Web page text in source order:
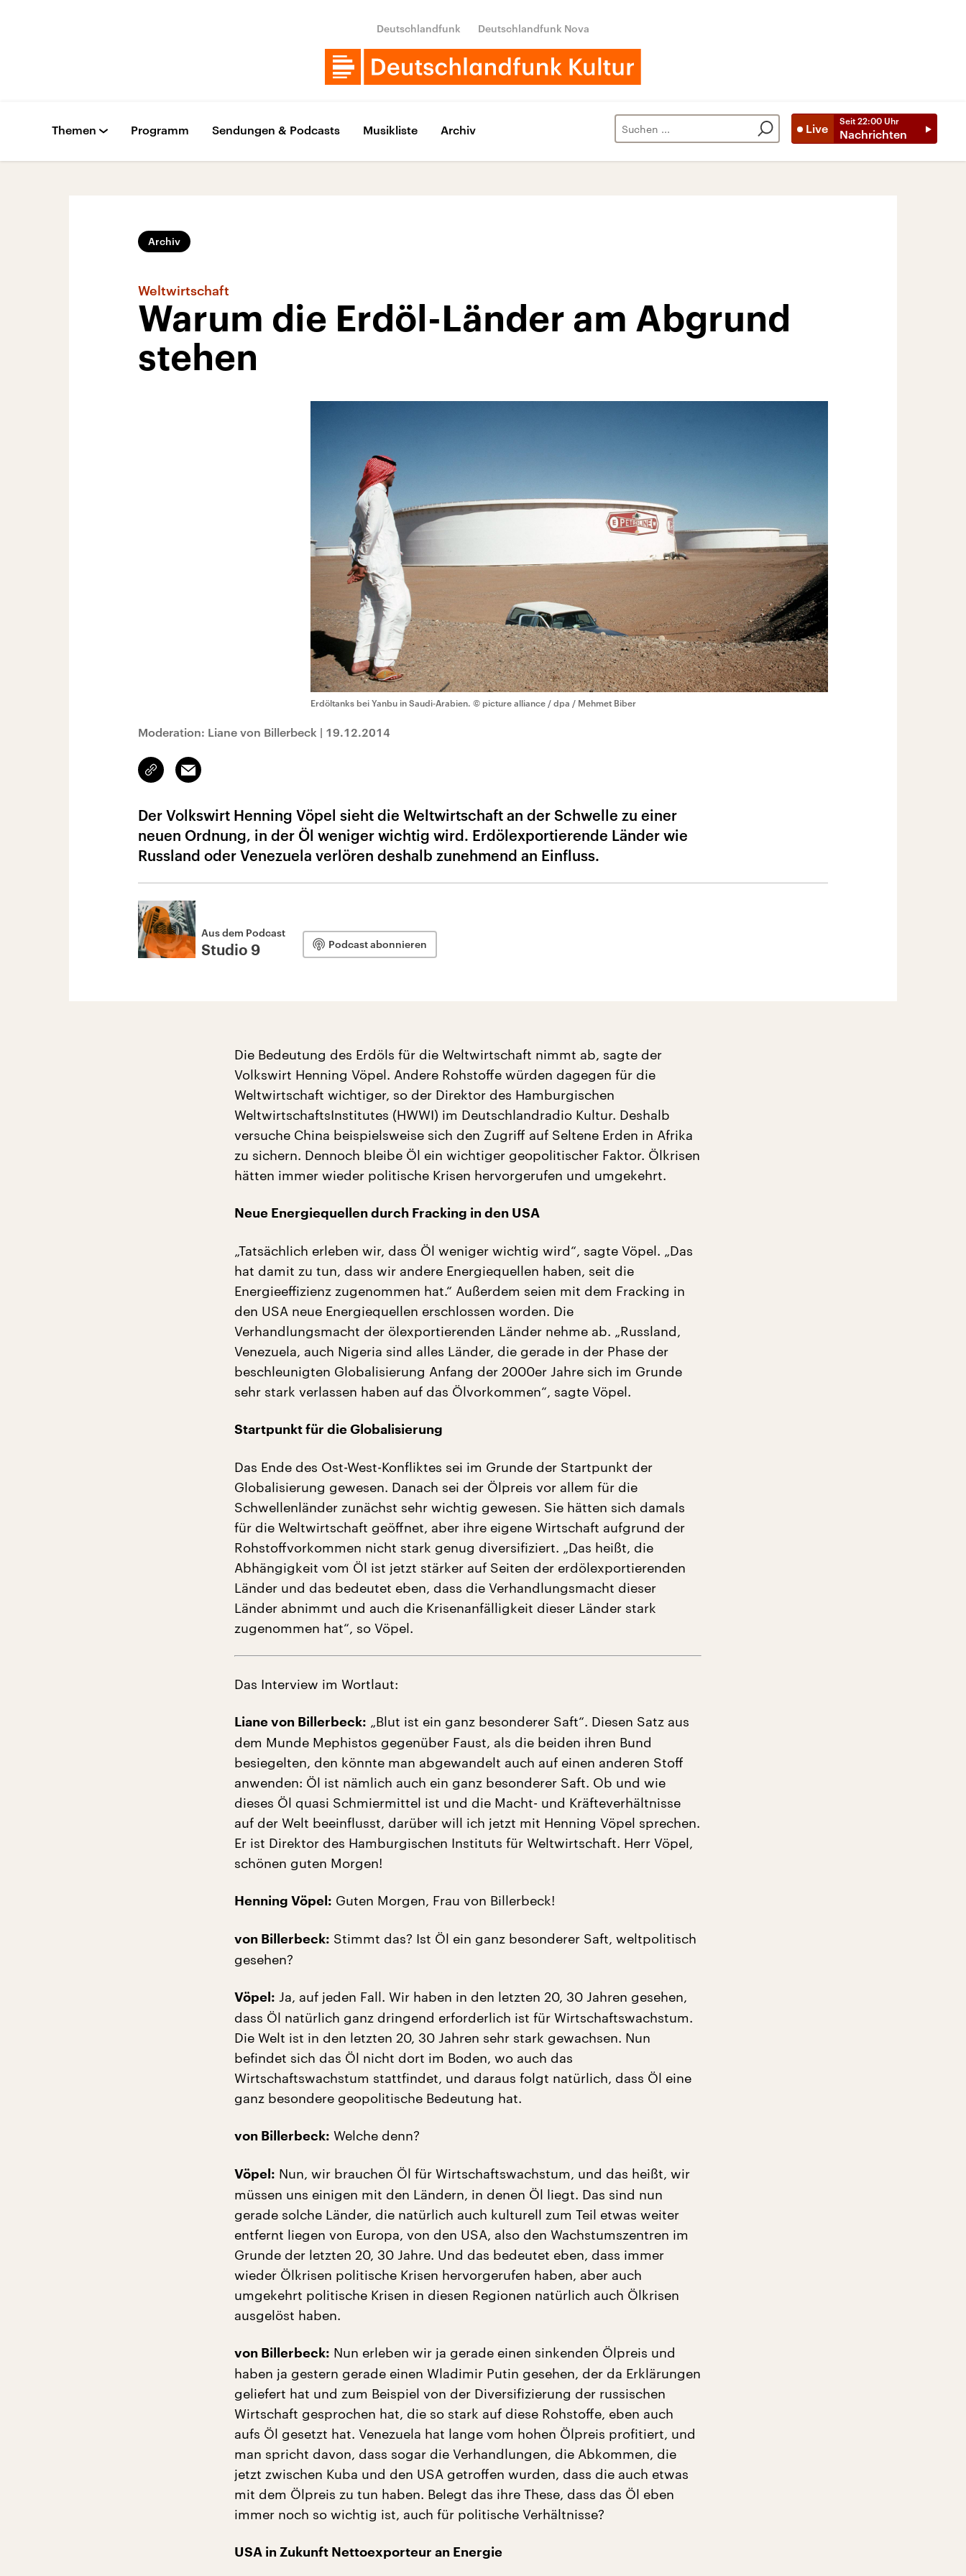
Deutschlandfunk Deutschlandfunk Nova
Live
Seit 22:00 Uhr
Nachrichten
Themen Programm Sendungen & Podcasts Musikliste Archiv
Archiv
Weltwirtschaft
Warum die Erdöl-Länder am Abgrund
stehen
Erdöltanks bei Yanbu in Saudi-Arabien. © picture alliance / dpa / Mehmet Biber
Moderation: Liane von Billerbeck | 19.12.2014
Link
kopieren/teilen
Email
Der Volkswirt Henning Vöpel sieht die Weltwirtschaft an der Schwelle zu einer
neuen Ordnung, in der Öl weniger wichtig wird. Erdölexportierende Länder wie
Russland oder Venezuela verlören deshalb zunehmend an Einfluss.
Aus dem Podcast
Studio 9 Podcast abonnieren
Die Bedeutung des Erdöls für die Weltwirtschaft nimmt ab, sagte der
Volkswirt Henning Vöpel. Andere Rohstoffe würden dagegen für die
Weltwirtschaft wichtiger, so der Direktor des Hamburgischen
WeltwirtschaftsInstitutes (HWWI) im Deutschlandradio Kultur. Deshalb
versuche China beispielsweise sich den Zugriff auf Seltene Erden in Afrika
zu sichern. Dennoch bleibe Öl ein wichtiger geopolitischer Faktor. Ölkrisen
hätten immer wieder politische Krisen hervorgerufen und umgekehrt.
Neue Energiequellen durch Fracking in den USA
„Tatsächlich erleben wir, dass Öl weniger wichtig wird“, sagte Vöpel. „Das
hat damit zu tun, dass wir andere Energiequellen haben, seit die
Energieeffizienz zugenommen hat.“ Außerdem seien mit dem Fracking in
den USA neue Energiequellen erschlossen worden. Die
Verhandlungsmacht der ölexportierenden Länder nehme ab. „Russland,
Venezuela, auch Nigeria sind alles Länder, die gerade in der Phase der
beschleunigten Globalisierung Anfang der 2000er Jahre sich im Grunde
sehr stark verlassen haben auf das Ölvorkommen“, sagte Vöpel.
Startpunkt für die Globalisierung
Das Ende des Ost-West-Konfliktes sei im Grunde der Startpunkt der
Globalisierung gewesen. Danach sei der Ölpreis vor allem für die
Schwellenländer zunächst sehr wichtig gewesen. Sie hätten sich damals
für die Weltwirtschaft geöffnet, aber ihre eigene Wirtschaft aufgrund der
Rohstoffvorkommen nicht stark genug diversifiziert. „Das heißt, die
Abhängigkeit vom Öl ist jetzt stärker auf Seiten der erdölexportierenden
Länder und das bedeutet eben, dass die Verhandlungsmacht dieser
Länder abnimmt und auch die Krisenanfälligkeit dieser Länder stark
zugenommen hat“, so Vöpel.
Das Interview im Wortlaut:
Liane von Billerbeck: „Blut ist ein ganz besonderer Saft“. Diesen Satz aus
dem Munde Mephistos gegenüber Faust, als die beiden ihren Bund
besiegelten, den könnte man abgewandelt auch auf einen anderen Stoff
anwenden: Öl ist nämlich auch ein ganz besonderer Saft. Ob und wie
dieses Öl quasi Schmiermittel ist und die Macht- und Kräfteverhältnisse
auf der Welt beeinflusst, darüber will ich jetzt mit Henning Vöpel sprechen.
Er ist Direktor des Hamburgischen Instituts für Weltwirtschaft. Herr Vöpel,
schönen guten Morgen!
Henning Vöpel: Guten Morgen, Frau von Billerbeck!
von Billerbeck: Stimmt das? Ist Öl ein ganz besonderer Saft, weltpolitisch
gesehen?
Vöpel: Ja, auf jeden Fall. Wir haben in den letzten 20, 30 Jahren gesehen,
dass Öl natürlich ganz dringend erforderlich ist für Wirtschaftswachstum.
Die Welt ist in den letzten 20, 30 Jahren sehr stark gewachsen. Nun
befindet sich das Öl nicht dort im Boden, wo auch das
Wirtschaftswachstum stattfindet, und daraus folgt natürlich, dass Öl eine
ganz besondere geopolitische Bedeutung hat.
von Billerbeck: Welche denn?
Vöpel: Nun, wir brauchen Öl für Wirtschaftswachstum, und das heißt, wir
müssen uns einigen mit den Ländern, in denen Öl liegt. Das sind nun
gerade solche Länder, die natürlich auch kulturell zum Teil etwas weiter
entfernt liegen von Europa, von den USA, also den Wachstumszentren im
Grunde der letzten 20, 30 Jahre. Und das bedeutet eben, dass immer
wieder Ölkrisen politische Krisen hervorgerufen haben, aber auch
umgekehrt politische Krisen in diesen Regionen natürlich auch Ölkrisen
ausgelöst haben.
von Billerbeck: Nun erleben wir ja gerade einen sinkenden Ölpreis und
haben ja gestern gerade einen Wladimir Putin gesehen, der da Erklärungen
geliefert hat und zum Beispiel von der Diversifizierung der russischen
Wirtschaft gesprochen hat, die so stark auf diese Rohstoffe, eben auch
aufs Öl gesetzt hat. Venezuela hat lange vom hohen Ölpreis profitiert, und
man spricht davon, dass sogar die Verhandlungen, die Abkommen, die
jetzt zwischen Kuba und den USA getroffen wurden, dass die auch etwas
mit dem Ölpreis zu tun haben. Belegt das ihre These, dass das Öl eben
immer noch so wichtig ist, auch für politische Verhältnisse?
USA in Zukunft Nettoexporteur an Energie